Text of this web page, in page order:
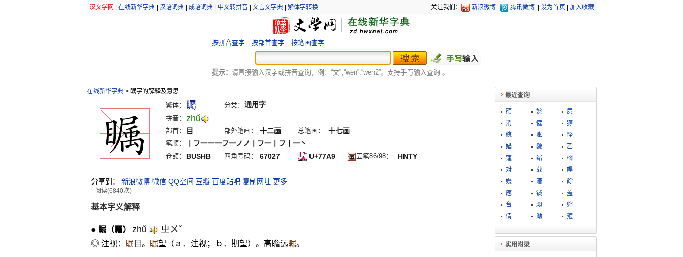
汉文学网 在线新华字典| 汉语词典| 成语词典| 中文转拼音| 文言文字典| 繁体字转换 关注我们： 新浪微博 腾讯微博 设为首页 加入收藏
按拼音查字 按部首查字 按笔画查字
提示： 请直接输入汉字或拼音查询，例：“文”;“wen”;“wen2”。支持手写输入查询 。
在线新华字典 >瞩字的解释及意思
繁体： 矚 分类： 通用字
拼音： zhŭ
部首： 目 部外笔画： 十二画 总笔画： 十七画
笔顺： 丨フ一一一フ一ノノ丨フ一丨フ丨一丶
仓颉： BUSHB 四角号码： 67027 U+77A9 五笔86/98： HNTY
分享到： 新浪微博 微信 QQ空间 豆瓣 百度贴吧 复制网址 更多
阅读(6840次)
基本字义解释
● 瞩（矚） zhǔ ㄓㄨˇ
◎ 注视： 瞩 目。 瞩望（ａ．注视；ｂ．期望）。高瞻远瞩。
最近查询
碩 姹
屄
消
懽
獂
綄
账
悭
媌
皴
乙
蓮
绪
櫩
对
载
皔
嫚
溍
餘
庖
铖
盖
台
飑
躻
倩
泑 箍
实用附录